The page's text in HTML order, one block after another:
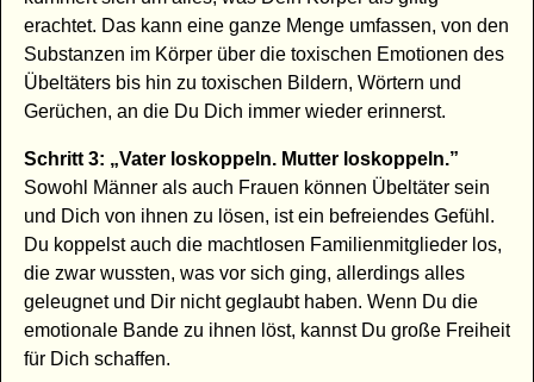
erachtet. Das kann eine ganze Menge umfassen, von den
Substanzen im Körper über die toxischen Emotionen des
Übeltäters bis hin zu toxischen Bildern, Wörtern und
Gerüchen, an die Du Dich immer wieder erinnerst.
Schritt 3: „Vater loskoppeln. Mutter loskoppeln.”
Sowohl Männer als auch Frauen können Übeltäter sein
und Dich von ihnen zu lösen, ist ein befreiendes Gefühl.
Du koppelst auch die machtlosen Familienmitglieder los,
die zwar wussten, was vor sich ging, allerdings alles
geleugnet und Dir nicht geglaubt haben. Wenn Du die
emotionale Bande zu ihnen löst, kannst Du große Freiheit
für Dich schaffen.